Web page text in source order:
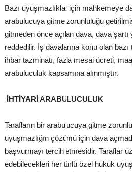
Bazı uyuşmazlıklar için mahkemeye
arabulucuya gitme zorunluluğu
gitmeden önce açılan dava, dava şartı
reddedilir. İş davalarına konu olan bazı
ihbar tazminatı, fazla mesai ücreti,
arabuluculuk kapsamına alınmıştır.
İHTİYARİ ARABULUCULUK
Tarafların bir arabulucuya gitme
uyuşmazlığın çözümü için dava
başvurmayı tercih etmesidir. Taraflar
edebilecekleri her türlü özel hukuk